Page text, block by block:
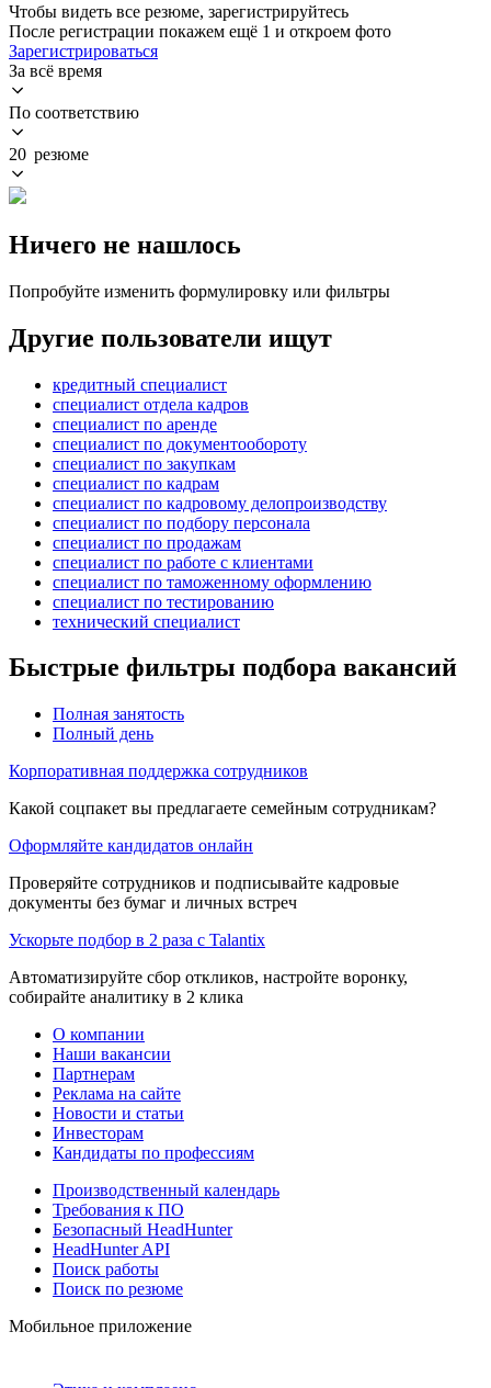
Чтобы видеть все резюме, зарегистрируйтесь
После регистрации покажем ещё 1 и откроем фото
Зарегистрироваться
За всё время
По соответствию
20 резюме
Ничего не нашлось
Попробуйте изменить формулировку или фильтры
Другие пользователи ищут
кредитный специалист
специалист отдела кадров
специалист по аренде
специалист по документообороту
специалист по закупкам
специалист по кадрам
специалист по кадровому делопроизводству
специалист по подбору персонала
специалист по продажам
специалист по работе с клиентами
специалист по таможенному оформлению
специалист по тестированию
технический специалист
Быстрые фильтры подбора вакансий
Полная занятость
Полный день
Корпоративная поддержка сотрудников
Какой соцпакет вы предлагаете семейным сотрудникам?
Оформляйте кандидатов онлайн
Проверяйте сотрудников и подписывайте кадровые
документы без бумаг и личных встреч
Ускорьте подбор в 2 раза с Talantix
Автоматизируйте сбор откликов, настройте воронку,
собирайте аналитику в 2 клика
О компании
Наши вакансии
Партнерам
Реклама на сайте
Новости и статьи
Инвесторам
Кандидаты по профессиям
Производственный календарь
Требования к ПО
Безопасный HeadHunter
HeadHunter API
Поиск работы
Поиск по резюме
Мобильное приложение